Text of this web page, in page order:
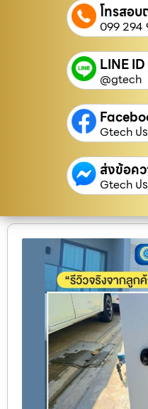
โทรสอบ
099 294
LINE ID
@gtech
Gtech ป
ส่งข้อค
Gtech ป